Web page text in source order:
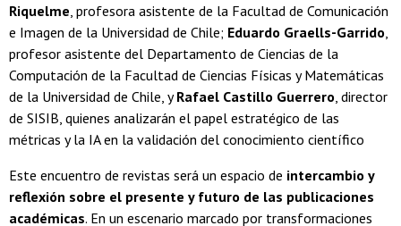
Riquelme, profesora asistente de la Facultad de Comunicación
e Imagen de la Universidad de Chile; Eduardo Graells-Garrido,
profesor asistente del Departamento de Ciencias de la
Computación de la Facultad de Ciencias Físicas y Matemáticas
de la Universidad de Chile, yRafael Castillo Guerrero, director
de SISIB, quienes analizarán el papel estratégico de las
métricas y la IA en la validación del conocimiento científico
Este encuentro de revistas será un espacio de intercambio y
reflexión sobre el presente y futuro de las publicaciones
académicas. En un escenario marcado por transformaciones